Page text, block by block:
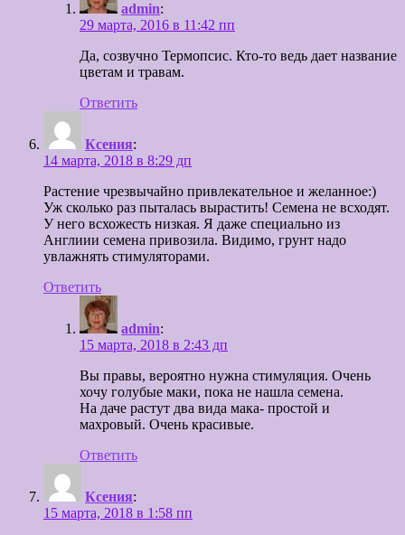
admin:
29 марта, 2016 в 11:42 пп
Да, созвучно Термопсис. Кто-то ведь дает название
цветам и травам.
Ответить
Ксения:
14 марта, 2018 в 8:29 дп
Растение чрезвычайно привлекательное и желанное:)
Уж сколько раз пыталась вырастить! Семена не всходят.
У него всхожесть низкая. Я даже специально из
Англиии семена привозила. Видимо, грунт надо
увлажнять стимуляторами.
Ответить
admin:
15 марта, 2018 в 2:43 дп
Вы правы, вероятно нужна стимуляция. Очень
хочу голубые маки, пока не нашла семена.
На даче растут два вида мака- простой и
махровый. Очень красивые.
Ответить
Ксения:
15 марта, 2018 в 1:58 пп